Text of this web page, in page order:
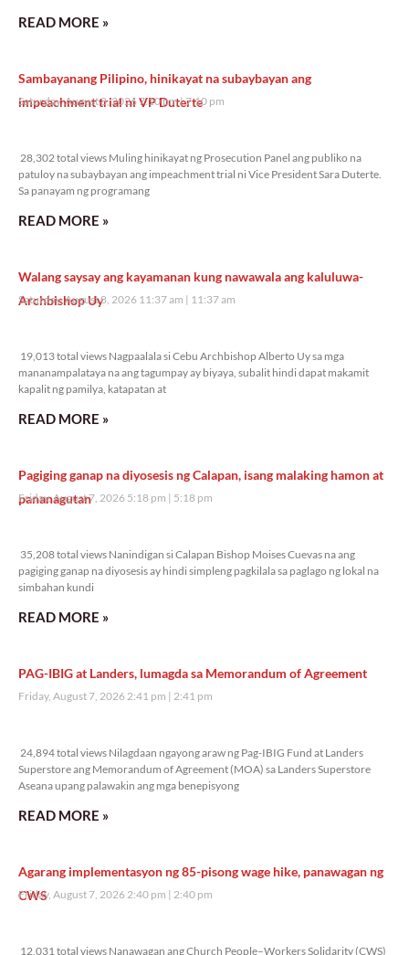
READ MORE »
Sambayanang Pilipino, hinikayat na subaybayan ang
impeachment trial ni VP Duterte
Saturday, August 8, 2026 7:10 pm 7:10 pm
28,302 total views Muling hinikayat ng Prosecution Panel ang publiko na
patuloy na subaybayan ang impeachment trial ni Vice President Sara Duterte.
Sa panayam ng programang
READ MORE »
Walang saysay ang kayamanan kung nawawala ang kaluluwa-
Archbishop Uy
Saturday, August 8, 2026 11:37 am 11:37 am
19,013 total views Nagpaalala si Cebu Archbishop Alberto Uy sa mga
mananampalataya na ang tagumpay ay biyaya, subalit hindi dapat makamit
kapalit ng pamilya, katapatan at
READ MORE »
Pagiging ganap na diyosesis ng Calapan, isang malaking hamon at
pananagutan
Friday, August 7, 2026 5:18 pm 5:18 pm
35,208 total views Nanindigan si Calapan Bishop Moises Cuevas na ang
pagiging ganap na diyosesis ay hindi simpleng pagkilala sa paglago ng lokal na
simbahan kundi
READ MORE »
PAG-IBIG at Landers, lumagda sa Memorandum of Agreement
Friday, August 7, 2026 2:41 pm 2:41 pm
24,894 total views Nilagdaan ngayong araw ng Pag-IBIG Fund at Landers
Superstore ang Memorandum of Agreement (MOA) sa Landers Superstore
Aseana upang palawakin ang mga benepisyong
READ MORE »
Agarang implementasyon ng 85-pisong wage hike, panawagan ng
CWS
Friday, August 7, 2026 2:40 pm 2:40 pm
12,031 total views Nanawagan ang Church People–Workers Solidarity (CWS)